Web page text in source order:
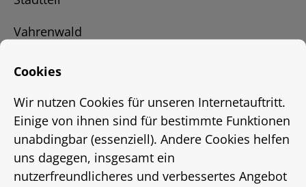
Vahrenwald
Ort
Hannover
Status
vermietet
Cookies
Wir nutzen Cookies für unseren Internetauftritt.
Einige von ihnen sind für bestimmte Funktionen
unabdingbar (essenziell). Andere Cookies helfen
uns dagegen, insgesamt ein
nutzerfreundlicheres und verbessertes Angebot